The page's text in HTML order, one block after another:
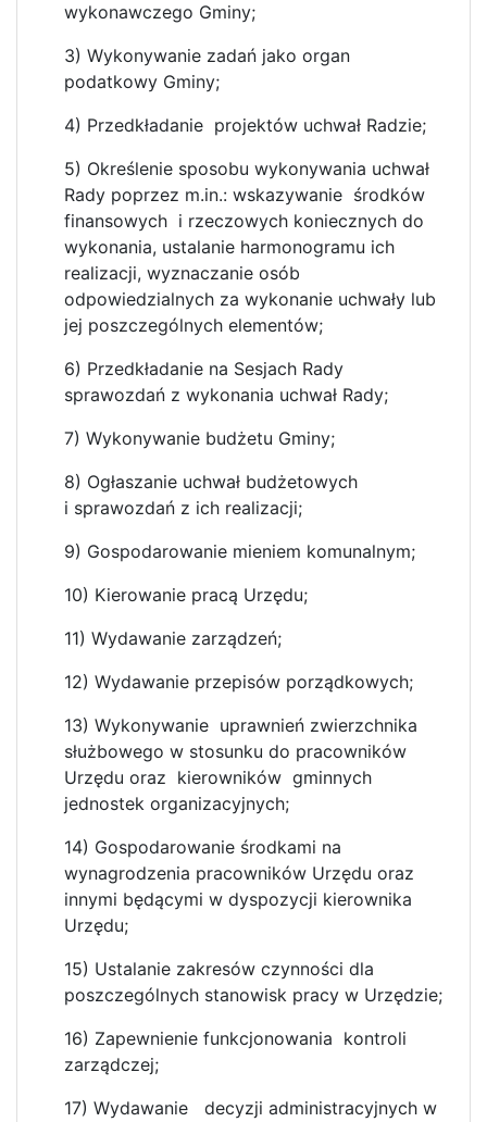
wykonawczego Gminy;
3) Wykonywanie zadań jako organ
podatkowy Gminy;
4) Przedkładanie projektów uchwał Radzie;
5) Określenie sposobu wykonywania uchwał
Rady poprzez m.in.: wskazywanie środków
finansowych i rzeczowych koniecznych do
wykonania, ustalanie harmonogramu ich
realizacji, wyznaczanie osób
odpowiedzialnych za wykonanie uchwały lub
jej poszczególnych elementów;
6) Przedkładanie na Sesjach Rady
sprawozdań z wykonania uchwał Rady;
7) Wykonywanie budżetu Gminy;
8) Ogłaszanie uchwał budżetowych
i sprawozdań z ich realizacji;
9) Gospodarowanie mieniem komunalnym;
10) Kierowanie pracą Urzędu;
11) Wydawanie zarządzeń;
12) Wydawanie przepisów porządkowych;
13) Wykonywanie uprawnień zwierzchnika
służbowego w stosunku do pracowników
Urzędu oraz kierowników gminnych
jednostek organizacyjnych;
14) Gospodarowanie środkami na
wynagrodzenia pracowników Urzędu oraz
innymi będącymi w dyspozycji kierownika
Urzędu;
15) Ustalanie zakresów czynności dla
poszczególnych stanowisk pracy w Urzędzie;
16) Zapewnienie funkcjonowania kontroli
zarządczej;
17) Wydawanie decyzji administracyjnych w